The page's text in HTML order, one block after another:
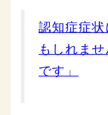
認知症症
もしれま
です」